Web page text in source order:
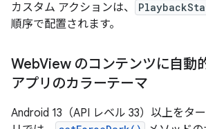
カスタム アクションは、
順序で配置されます。
WebView のコンテンツに自動
アプリのカラーテーマ
Android 13（API レベル 33）以上をタ